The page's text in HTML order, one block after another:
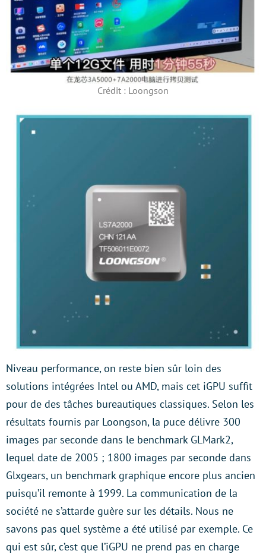
Crédit : Loongson
Niveau performance, on reste bien sûr loin des
solutions intégrées Intel ou AMD, mais cet iGPU suffit
pour de des tâches bureautiques classiques. Selon les
résultats fournis par Loongson, la puce délivre 300
images par seconde dans le benchmark GLMark2,
lequel date de 2005 ; 1800 images par seconde dans
Glxgears, un benchmark graphique encore plus ancien
puisqu’il remonte à 1999. La communication de la
société ne s’attarde guère sur les détails. Nous ne
savons pas quel système a été utilisé par exemple. Ce
qui est sûr, c’est que l’iGPU ne prend pas en charge